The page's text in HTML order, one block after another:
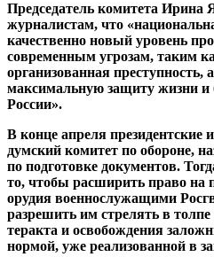
Председатель комитета Ирина
журналистам, что
качественно новый уровень
современным угрозам, таким
организованная преступность,
максимальную защиту жизни и
России».
В конце апреля
думский комитет по обороне,
по подготовке документов.
то, чтобы расширить право на
орудия военнослужащими
разрешить им стрелять в
теракта и освобождения
нормой, уже реализованной в